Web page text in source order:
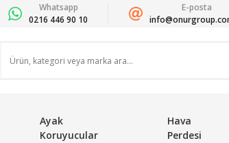
Whatsapp
0216 446 90 10
E-posta
Ayak
Koruyucular
Hava
Perdesi